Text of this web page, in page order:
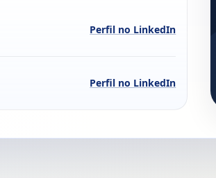
Perfil no LinkedIn
Perfil no LinkedIn